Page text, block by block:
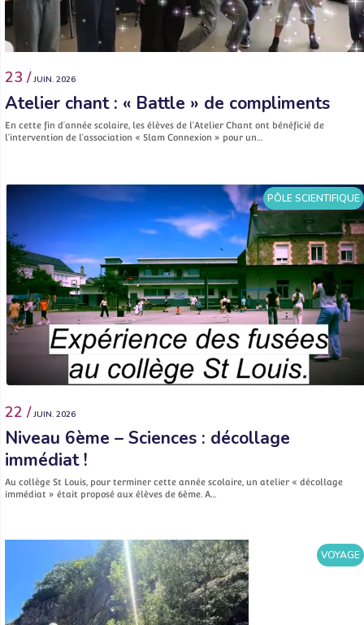
23 / JUIN. 2026
Atelier chant : « Battle » de compliments
En cette fin d’année scolaire, les élèves de l’Atelier Chant ont bénéficié de
l’intervention de l’association « Slam Connexion » pour un…
PÔLE SCIENTIFIQUE
22 / JUIN. 2026
Niveau 6ème – Sciences : décollage
immédiat !
Au collège St Louis, pour terminer cette année scolaire, un atelier « décollage
immédiat » était proposé aux élèves de 6ème. A…
VOYAGE